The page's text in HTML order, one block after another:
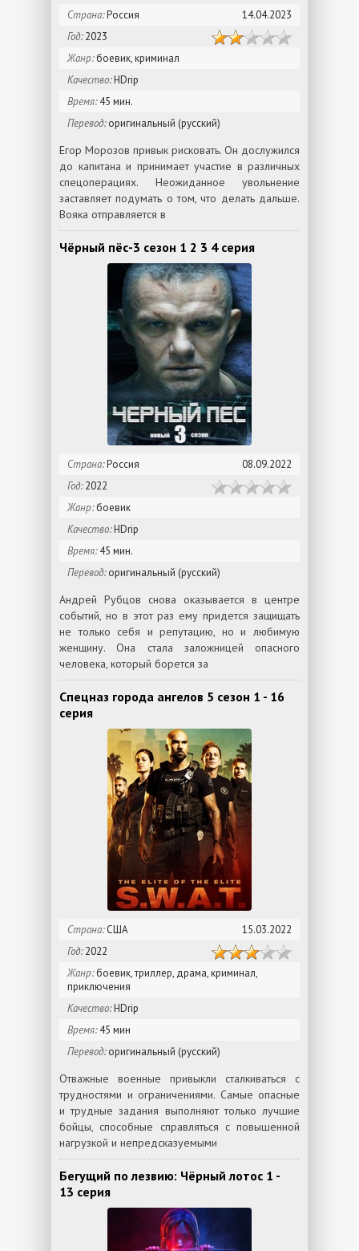
Страна:Россия
14.04.2023
Год:2023
Жанр:боевик, криминал
Качество:HDrip
Время:45 мин.
Перевод:оригинальный (русский)
Егор Морозов привык рисковать. Он дослужился
до капитана и принимает участие в различных
спецоперациях. Неожиданное увольнение
заставляет подумать о том, что делать дальше.
Вояка отправляется в
Чёрный пёс-3 сезон 1 2 3 4 серия
Страна:Россия
08.09.2022
Год:2022
Жанр:боевик
Качество:HDrip
Время:45 мин.
Перевод:оригинальный (русский)
Андрей Рубцов снова оказывается в центре
событий, но в этот раз ему придется защищать
не только себя и репутацию, но и любимую
женщину. Она стала заложницей опасного
человека, который борется за
Спецназ города ангелов 5 сезон 1 - 16
серия
Страна:США
15.03.2022
Год:2022
Жанр:боевик, триллер, драма, криминал,
приключения
Качество:HDrip
Время:45 мин
Перевод:оригинальный (русский)
Отважные военные привыкли сталкиваться с
трудностями и ограничениями. Самые опасные
и трудные задания выполняют только лучшие
бойцы, способные справляться с повышенной
нагрузкой и непредсказуемыми
Бегущий по лезвию: Чёрный лотос 1 -
13 серия